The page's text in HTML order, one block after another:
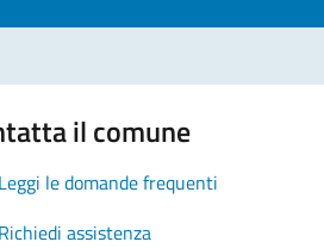
il comune
Leggi le domande frequenti
Richiedi assistenza